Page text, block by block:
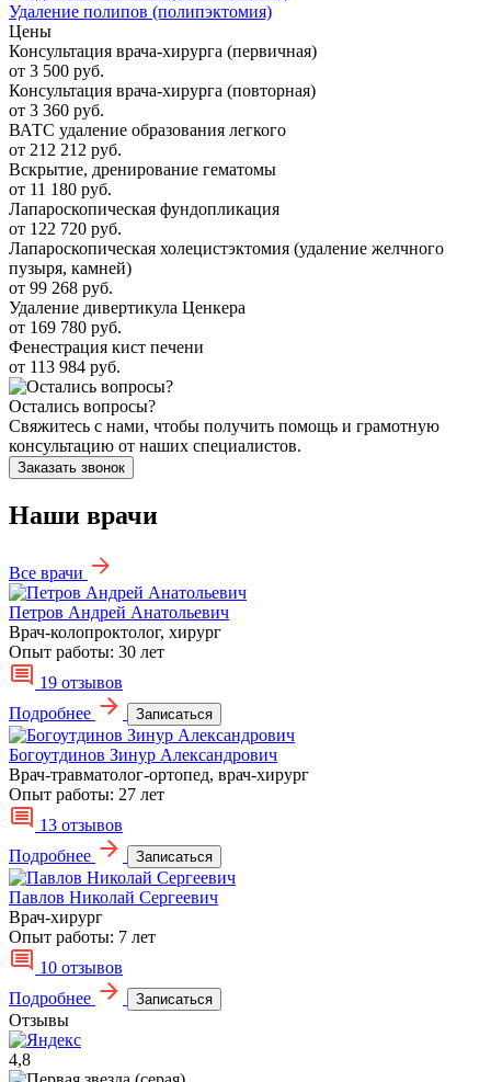
Удаление полипов (полипэктомия)
Цены
Консультация врача-хирурга (первичная)
от 3 500 руб.
Консультация врача-хирурга (повторная)
от 3 360 руб.
ВАТС удаление образования легкого
от 212 212 руб.
Вскрытие, дренирование гематомы
от 11 180 руб.
Лапароскопическая фундопликация
от 122 720 руб.
Лапароскопическая холецистэктомия (удаление желчного
пузыря, камней)
от 99 268 руб.
Удаление дивертикула Ценкера
от 169 780 руб.
Фенестрация кист печени
от 113 984 руб.
Остались вопросы?
Свяжитесь с нами, чтобы получить помощь и грамотную
консультацию от наших специалистов.
Заказать звонок
Наши врачи
Все врачи
Петров Андрей Анатольевич
Врач-колопроктолог, хирург
Опыт работы: 30 лет
19 отзывов
Подробнее
Записаться
Богоутдинов Зинур Александрович
Врач-травматолог-ортопед, врач-хирург
Опыт работы: 27 лет
13 отзывов
Подробнее
Записаться
Павлов Николай Сергеевич
Врач-хирург
Опыт работы: 7 лет
10 отзывов
Подробнее
Записаться
Отзывы
4,8